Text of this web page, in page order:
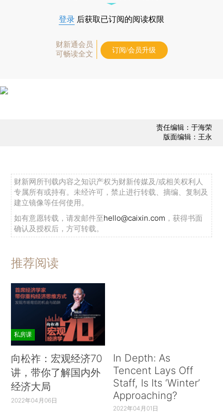
登录 后获取已订阅的阅读权限
财新通会员
可畅读全文
订阅/会员升级
责任编辑：于海荣
版面编辑：王永
财新网所刊载内容之知识产权为财新传媒及/或相关权利人
专属所有或持有。未经许可，禁止进行转载、摘编、复制及
建立镜像等任何使用。
如有意愿转载，请发邮件至hello@caixin.com ，获得书面
确认及授权后，方可转载。
推荐阅读
私房课
向松祚：宏观经济70
讲，带你了解国内外
经济大局
2022年04月06日
In Depth: As
Tencent Lays Off
Staff, Is Its ‘Winter’
Approaching?
2022年04月01日